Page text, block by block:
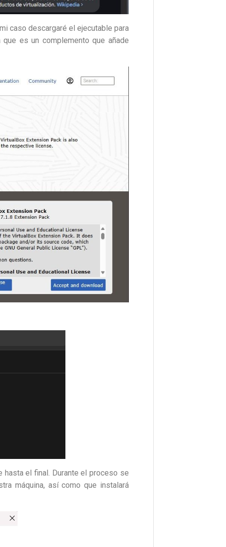
caso descargaré el ejecutable para
es un complemento que añade
el final. Durante el proceso se
máquina, así como que instalará